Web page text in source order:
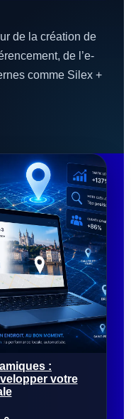
de la création de
de l’e-
comme Silex +
:
votre